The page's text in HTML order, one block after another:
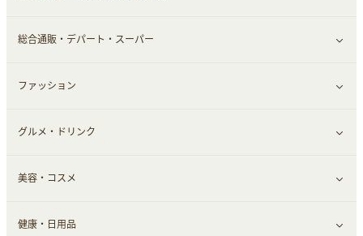
総合通販・デパート・スーパー
すべて見る
総合通販
デパート・スーパー
ファッション
すべて見る
ファッション
インナー・下着
グルメ・ドリンク
すべて見る
グルメ
美容・コスメ
すべて見る
健康・日用品